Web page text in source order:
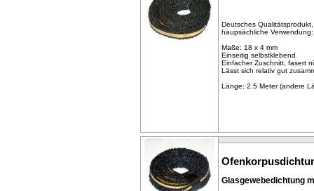
Deutsches
haupsächliche
Maße: 18 x 4 mm
Einseitig selbstklebend
Einfacher Zuschnitt, fasert
Lässt sich relativ gut
Länge: 2.5 Meter (andere
Glasgewebedichtung